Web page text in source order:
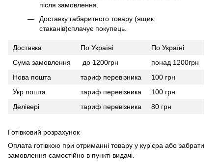
після замовлення.
Доставку габаритного товару (ящик
стаканів)сплачує покупець.
Доставка По Україні
По Україні
Сума замовлення
до 1200грн
понад 1200грн
Нова пошта
тариф перевізника
100 грн
Укр пошта
тариф перевізника
100 грн
Делівері
тариф перевізника 80 грн
Готівковий розрахунок
Оплата готівкою при отриманні товару у кур'єра або забрати
замовлення самостійно в пункті видачі.